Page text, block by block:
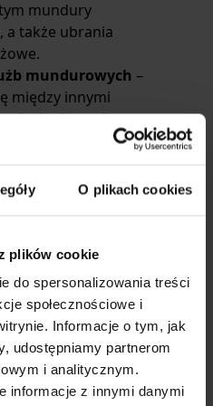
O plikach cookies
plików cookie
do spersonalizowania treści
społecznościowe i
Informacje o tym, jak
udostępniamy partnerom
i analitycznym.
informacje z innymi danymi
mundury
a także ubrania
mundurowych –
między innymi
słuchu i wzroku,
a także systemy
są produkty
graniczna, straż
antyterrorystyczne.
zastosowanie
oraz w
się
gdzie istotne